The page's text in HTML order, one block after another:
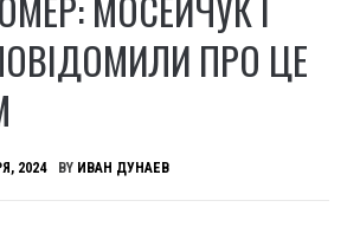
ПРО ЦЕ
2024 BY ИВАН ДУНАЕВ